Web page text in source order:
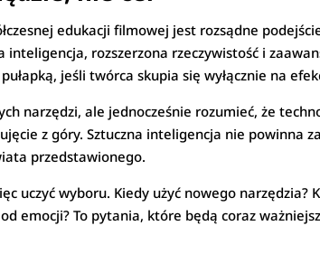
edukacji filmowej jest rozsądne
inteligencja, rozszerzona rzeczywistość i
jeśli twórca skupia się wyłącznie na
narzędzi, ale jednocześnie rozumieć, że
z góry. Sztuczna inteligencja nie powinna
przedstawionego.
uczyć wyboru. Kiedy użyć nowego
emocji? To pytania, które będą coraz